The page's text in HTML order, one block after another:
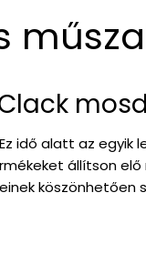
idő alatt az
állítson